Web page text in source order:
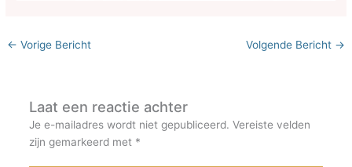
← Vorige Bericht Volgende Bericht →
Laat een reactie achter
Je e-mailadres wordt niet gepubliceerd. Vereiste velden
zijn gemarkeerd met *